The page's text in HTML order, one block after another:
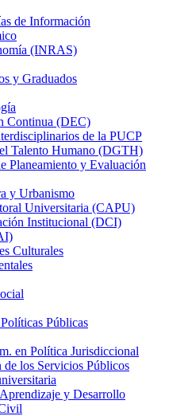
de Información
(INRAS)
y Graduados
Continua (DEC)
de la PUCP
Talento Humano (DGTH)
Planeamiento y Evaluación
y Urbanismo
Universitaria (CAPU)
Institucional (DCI)
Culturales
Públicas
en Política Jurisdiccional
los Servicios Públicos
y Desarrollo